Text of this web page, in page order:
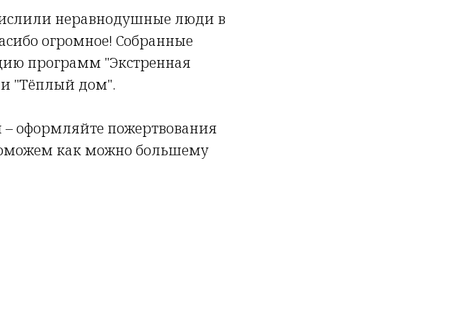
неравнодушные люди в
огромное! Собранные
программ "Экстренная
"Тёплый дом".
оформляйте пожертвования
как можно большему